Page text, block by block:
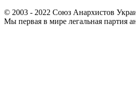
© 2003 - 2022 Союз Анархистов
Мы первая в мире легальная партия